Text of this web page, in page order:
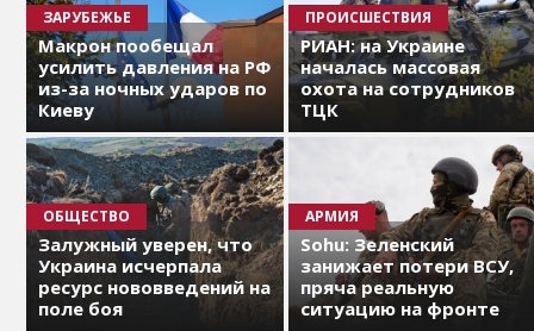
ЗАРУБЕЖЬЕ
Макрон пообещал
усилить давления на РФ
из-за ночных ударов по
Киеву
ПРОИСШЕСТВИЯ
РИАН: на Украине
началась массовая
охота на сотрудников
ТЦК
ОБЩЕСТВО
Залужный уверен, что
Украина исчерпала
ресурс нововведений на
поле боя
АРМИЯ
Sohu: Зеленский
занижает потери ВСУ,
пряча реальную
ситуацию на фронте